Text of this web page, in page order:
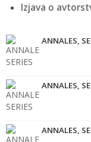
Izjava o
ANNALES,
ANNALES,
ANNALES,